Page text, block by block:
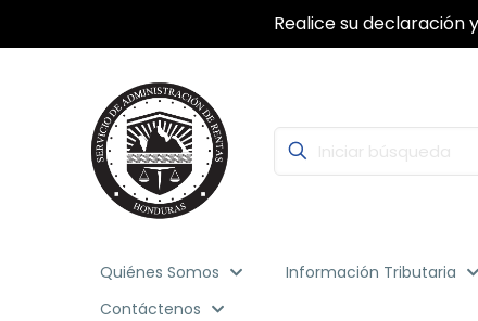
Realice su declaración
Quiénes Somos Información Tributaria
Contáctenos